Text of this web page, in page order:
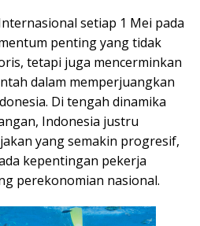
setiap 1 Mei pada
penting yang tidak
tetapi juga mencerminkan
dalam memperjuangkan
Di tengah dinamika
Indonesia justru
yang semakin progresif,
kepentingan pekerja
perekonomian nasional.